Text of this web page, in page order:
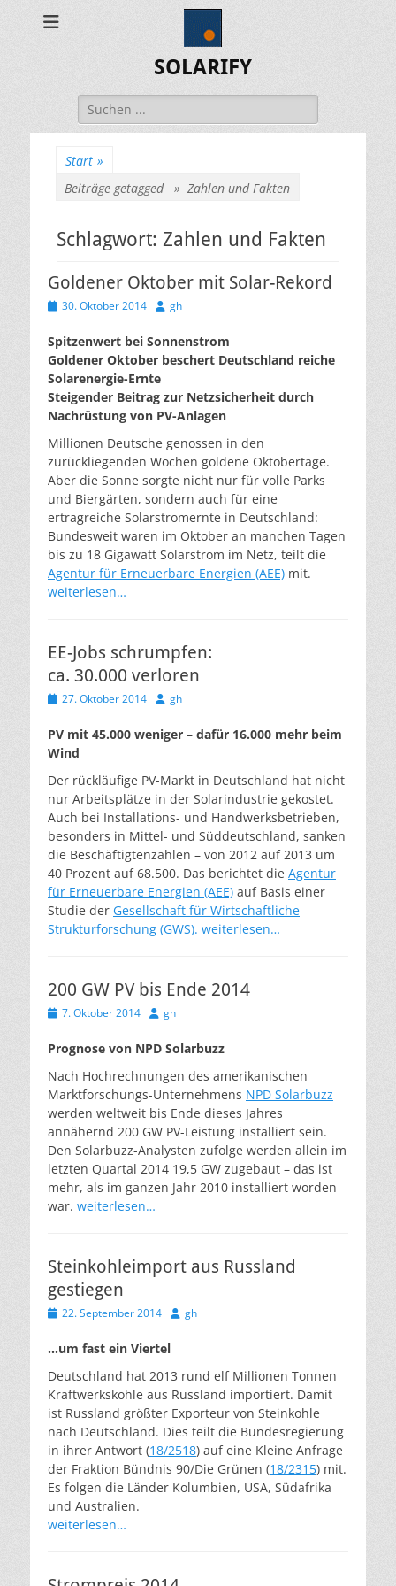
SOLARIFY
Suchen
nach:
Start »
Beiträge getagged » Zahlen und Fakten
Schlagwort: Zahlen und Fakten
Goldener Oktober mit Solar-Rekord
Veröffentlicht
30. Oktober 2014 Autor
gh
Spitzenwert bei Sonnenstrom
Goldener Oktober beschert Deutschland reiche
Solarenergie-Ernte
Steigender Beitrag zur Netzsicherheit durch
Nachrüstung von PV-Anlagen
Millionen Deutsche genossen in den
zurückliegenden Wochen goldene Oktobertage.
Aber die Sonne sorgte nicht nur für volle Parks
und Biergärten, sondern auch für eine
ertragreiche Solarstromernte in Deutschland:
Bundesweit waren im Oktober an manchen Tagen
bis zu 18 Gigawatt Solarstrom im Netz, teilt die
Agentur für Erneuerbare Energien (AEE) mit.
weiterlesen…
EE-Jobs schrumpfen:
ca. 30.000 verloren
Veröffentlicht
27. Oktober 2014 Autor
gh
PV mit 45.000 weniger – dafür 16.000 mehr beim
Wind
Der rückläufige PV-Markt in Deutschland hat nicht
nur Arbeitsplätze in der Solarindustrie gekostet.
Auch bei Installations- und Handwerksbetrieben,
besonders in Mittel- und Süddeutschland, sanken
die Beschäftigtenzahlen – von 2012 auf 2013 um
40 Prozent auf 68.500. Das berichtet die Agentur
für Erneuerbare Energien (AEE) auf Basis einer
Studie der Gesellschaft für Wirtschaftliche
Strukturforschung (GWS). weiterlesen…
200 GW PV bis Ende 2014
Veröffentlicht
7. Oktober 2014 Autor
gh
Prognose von NPD Solarbuzz
Nach Hochrechnungen des amerikanischen
Marktforschungs-Unternehmens NPD Solarbuzz
werden weltweit bis Ende dieses Jahres
annähernd 200 GW PV-Leistung installiert sein.
Den Solarbuzz-Analysten zufolge werden allein im
letzten Quartal 2014 19,5 GW zugebaut – das ist
mehr, als im ganzen Jahr 2010 installiert worden
war. weiterlesen…
Steinkohleimport aus Russland
gestiegen
Veröffentlicht
22. September 2014 Autor
gh
…um fast ein Viertel
Deutschland hat 2013 rund elf Millionen Tonnen
Kraftwerkskohle aus Russland importiert. Damit
ist Russland größter Exporteur von Steinkohle
nach Deutschland. Dies teilt die Bundesregierung
in ihrer Antwort (18/2518) auf eine Kleine Anfrage
der Fraktion Bündnis 90/Die Grünen (18/2315) mit.
Es folgen die Länder Kolumbien, USA, Südafrika
und Australien.
weiterlesen…